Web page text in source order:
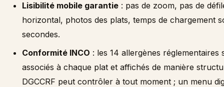
Lisibilité mobile garantie : pas de zoom, pas de
horizontal, photos des plats, temps de chargement
secondes.
Conformité INCO : les 14 allergènes réglementaires
associés à chaque plat et affichés de manière
DGCCRF peut contrôler à tout moment ; un menu